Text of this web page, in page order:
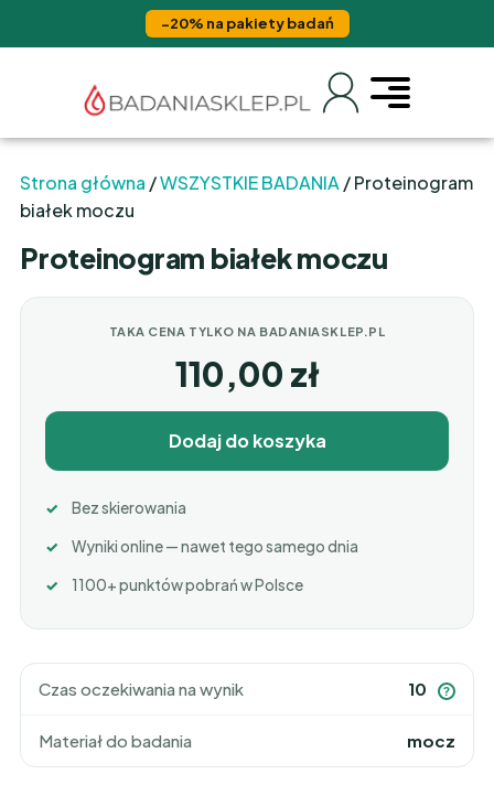
−20% na pakiety badań
Strona główna /WSZYSTKIE BADANIA / Proteinogram
białek moczu
Proteinogram białek moczu
Czas oczekiwania na wynik 10 ?
Materiał do badania mocz
TAKA CENA TYLKO NA BADANIASKLEP.PL
110,00 zł
Dodaj do koszyka
Bez skierowania
Wyniki online — nawet tego samego dnia
1100+ punktów pobrań w Polsce